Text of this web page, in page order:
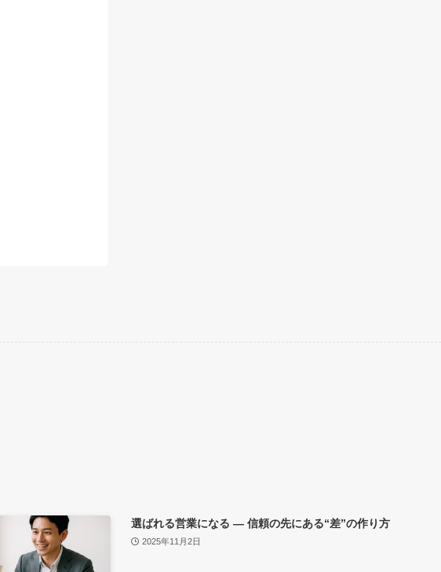
選ばれる営業になる ― 信頼の先にある“差”の作り方
2025年11月2日